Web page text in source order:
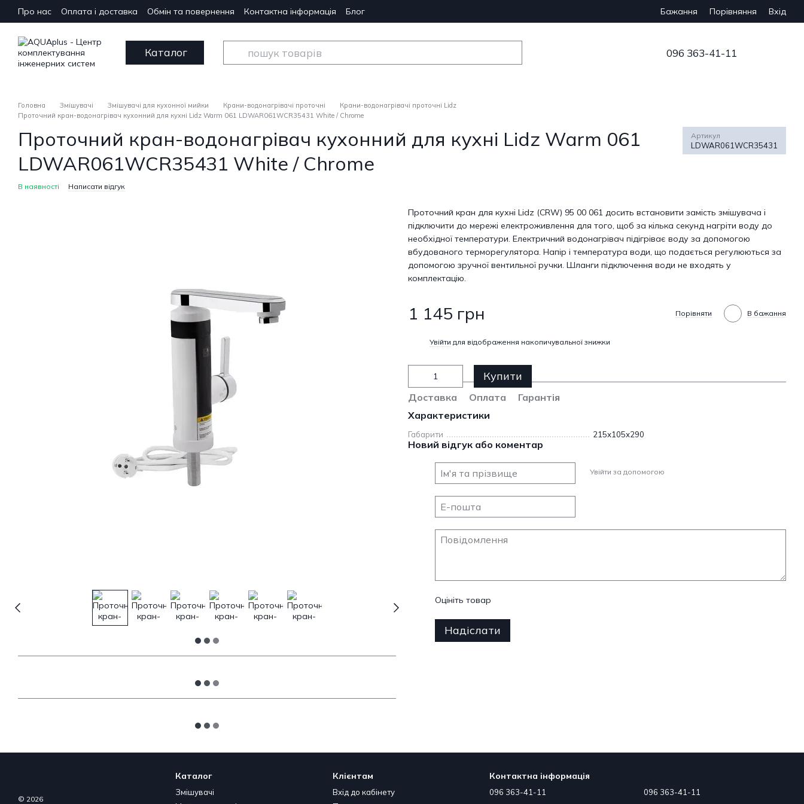
Перейти до основного контенту
Про нас Оплата і доставка Обмін та повернення Контактна інформація Блог Бажання Порівняння Вхід
Каталог 096 363-41-11
Головна Змішувачі Змішувачі для кухонної мийки Крани-водонагрівачі проточні
Крани-водонагрівачі проточні Lidz
Проточний кран-водонагрівач кухонний для кухні Lidz Warm 061 LDWAR061WCR35431 White / Chrome
Проточний кран-водонагрівач кухонний для кухні Lidz Warm 061
LDWAR061WCR35431 White / Chrome
Артикул
LDWAR061WCR35431
В наявності Написати відгук
Проточний кран для кухні Lidz (CRW) 95 00 061 досить встановити замість змішувача і
підключити до мережі електроживлення для того, щоб за кілька секунд нагріти воду до
необхідної температури. Електричний водонагрівач підігріває воду за допомогою
вбудованого терморегулятора. Напір і температура води, що подається регулюються за
допомогою зручної вентильної ручки. Шланги підключення води не входять у
комплектацію.
1 145 грн Порівняти В бажання
Увійти для відображення накопичувальної знижки
Купити
Доставка Оплата
Гарантія
Характеристики
Габарити 215х105х290
Новий відгук або коментар
Увійти за допомогою
Оцініть товар
Надіслати
© 2026
Каталог
Змішувачі
Клієнтам
Вхід до кабінету
Контактна інформація
096 363-41-11
096 363-41-11